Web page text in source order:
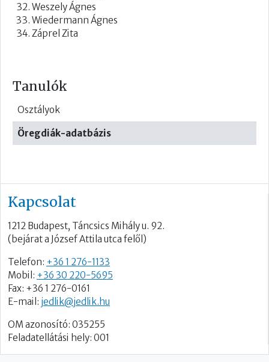
Tanulók
Osztályok
Öregdiák-adatbázis
Weszely Ágnes
Wiedermann Ágnes
Záprel Zita
Kapcsolat
1212 Budapest, Táncsics Mihály u. 92.
(bejárat a József Attila utca felől)
Telefon: +36 1 276-1133
Mobil: +36 30 220-5695
Fax: +36 1 276-0161
E-mail: jedlik@jedlik.hu
OM azonosító: 035255
Feladatellátási hely: 001